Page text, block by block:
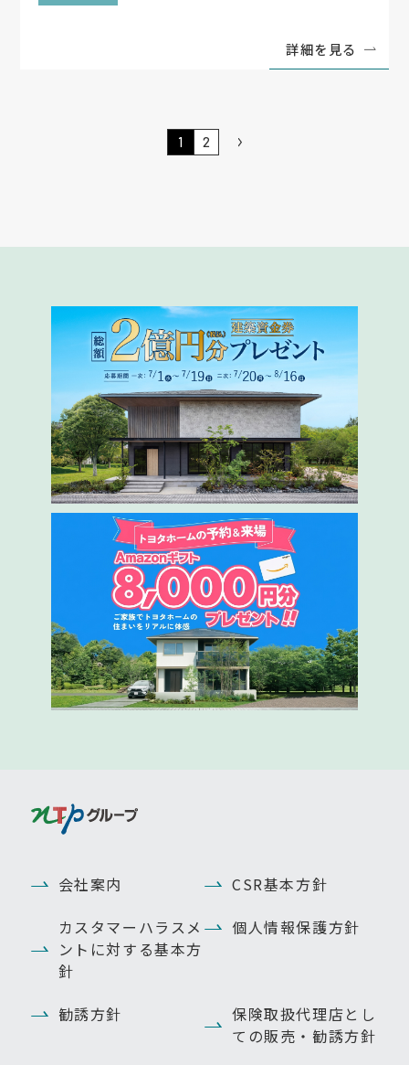
詳細を見る
1 2
会社案内
CSR基本方針
カスタマーハラスメ
ントに対する基本方
針
個人情報保護方針
勧誘方針
保険取扱代理店とし
ての販売・勧誘方針